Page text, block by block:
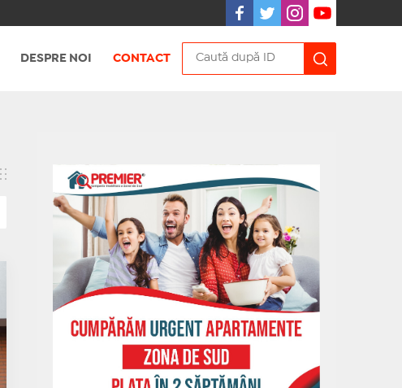
DESPRE NOI CONTACT